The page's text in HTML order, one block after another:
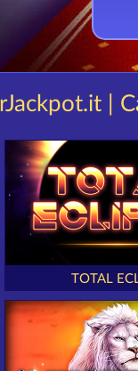
|
TOTAL